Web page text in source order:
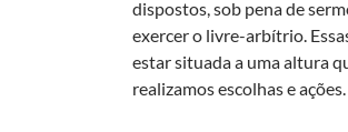
dispostos, sob pena de
exercer o livre-arbítrio.
estar situada a uma altura
realizamos escolhas e ações.